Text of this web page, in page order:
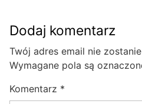
Dodaj komentarz
Twój adres email nie
Wymagane pola są
Komentarz *